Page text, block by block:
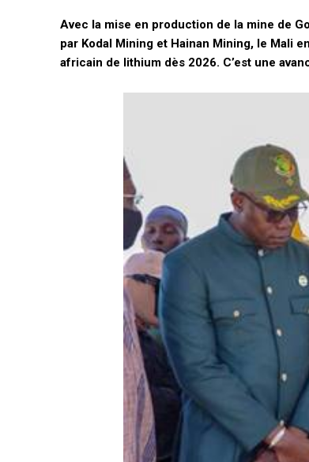
Avec la mise en production de la mine de
par Kodal Mining et Hainan Mining, le Mali
africain de lithium dès 2026. C’est une